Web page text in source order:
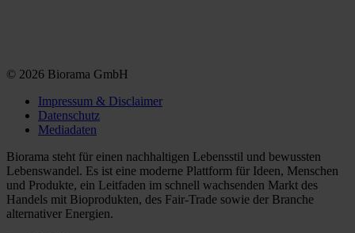
© 2026 Biorama GmbH
Impressum & Disclaimer
Datenschutz
Mediadaten
Biorama steht für einen nachhaltigen Lebensstil und bewussten
Lebenswandel. Es ist eine moderne Plattform für Ideen, Menschen
und Produkte, ein Leitfaden im schnell wachsenden Markt des
Handels mit Bioprodukten, des Fair-Trade sowie der Branche
alternativer Energien.